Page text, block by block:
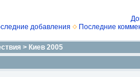
добавления Последние
> Киев 2005